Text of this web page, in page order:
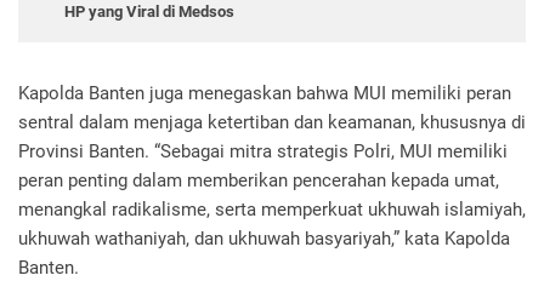
HP yang Viral di Medsos
Kapolda Banten juga menegaskan bahwa MUI memiliki peran
sentral dalam menjaga ketertiban dan keamanan, khususnya di
Provinsi Banten. “Sebagai mitra strategis Polri, MUI memiliki
peran penting dalam memberikan pencerahan kepada umat,
menangkal radikalisme, serta memperkuat ukhuwah islamiyah,
ukhuwah wathaniyah, dan ukhuwah basyariyah,” kata Kapolda
Banten.